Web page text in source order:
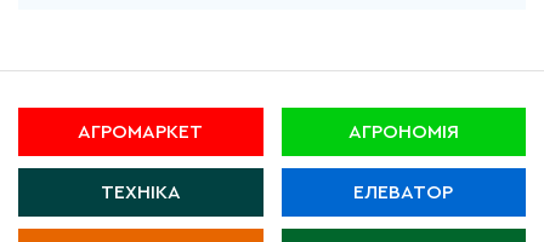
АГРОМАРКЕТ АГРОНОМІЯ
ТЕХНІКА ЕЛЕВАТОР